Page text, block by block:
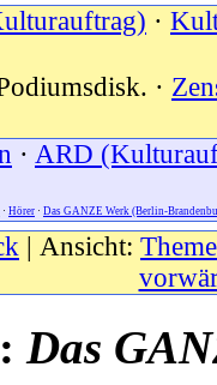
·
·
· ARD
· Hörer · Das GANZE Werk (Berlin-
| Ansicht:
Das